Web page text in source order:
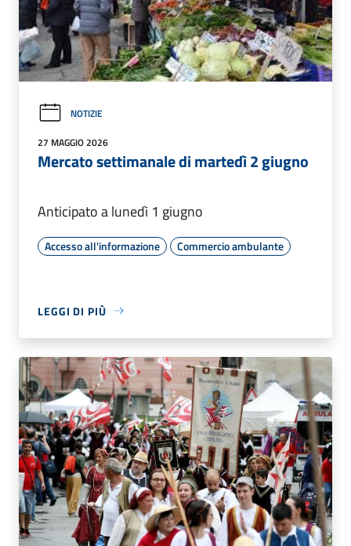
NOTIZIE
27 MAGGIO 2026
Mercato settimanale di martedì 2 giugno
Anticipato a lunedì 1 giugno
Accesso all'informazione Commercio ambulante
LEGGI DI PIÙ